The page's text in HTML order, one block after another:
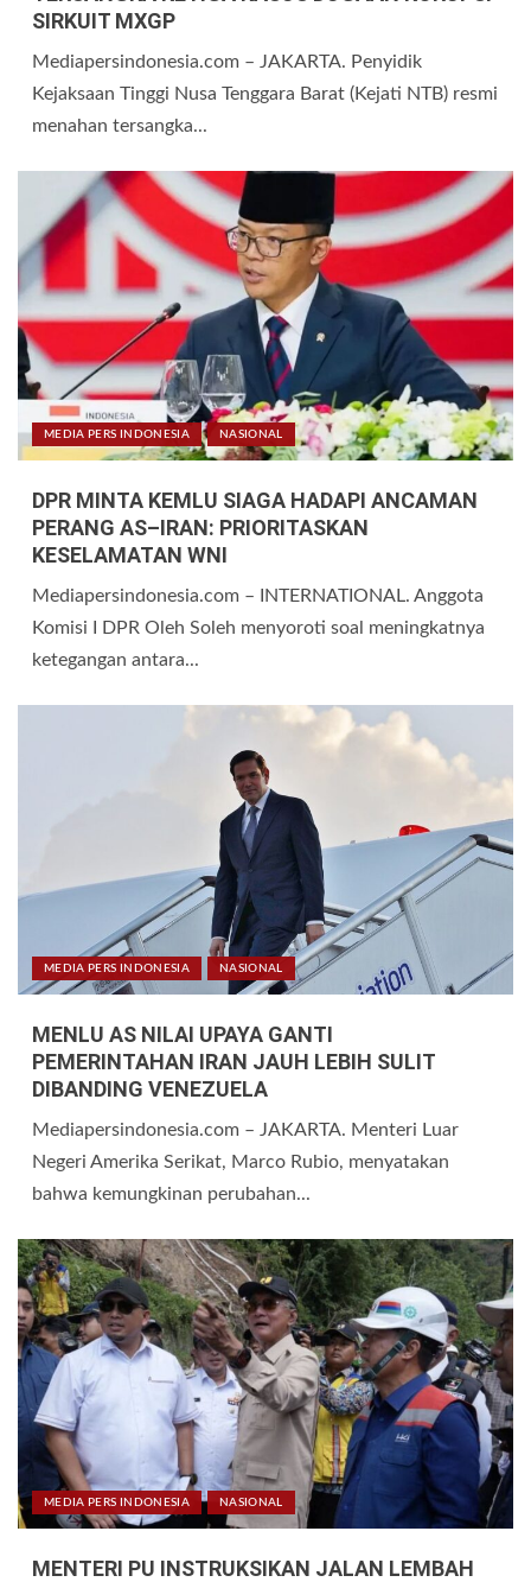
SIRKUIT MXGP
Mediapersindonesia.com – JAKARTA. Penyidik
Kejaksaan Tinggi Nusa Tenggara Barat (Kejati NTB) resmi
menahan tersangka...
MEDIA PERS INDONESIA NASIONAL
DPR MINTA KEMLU SIAGA HADAPI ANCAMAN
PERANG AS–IRAN: PRIORITASKAN
KESELAMATAN WNI
Mediapersindonesia.com – INTERNATIONAL. Anggota
Komisi I DPR Oleh Soleh menyoroti soal meningkatnya
ketegangan antara...
MEDIA PERS INDONESIA NASIONAL
MENLU AS NILAI UPAYA GANTI
PEMERINTAHAN IRAN JAUH LEBIH SULIT
DIBANDING VENEZUELA
Mediapersindonesia.com – JAKARTA. Menteri Luar
Negeri Amerika Serikat, Marco Rubio, menyatakan
bahwa kemungkinan perubahan...
MEDIA PERS INDONESIA NASIONAL
MENTERI PU INSTRUKSIKAN JALAN LEMBAH